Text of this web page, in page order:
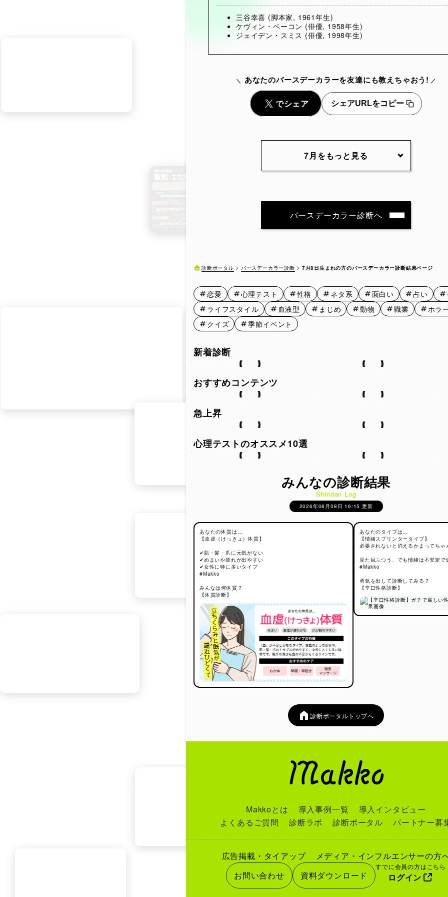
三谷幸喜 (脚本家, 1961年生)
ケヴィン・ベーコン (俳優, 1958年生)
ジェイデン・スミス (俳優, 1998年生)
あなたのバースデーカラーを友達にも教えちゃおう!
シェアURLをコピー
7月をもっと見る
7月8日 7月9日
7月26日 7月27日 7月28日 7月29日 7月30
7月31日
バースデーカラー診断へ
診断ポータル バースデーカラー診断 7月8日生まれの方のバースデーカラー診断結果ページ
恋愛 心理テスト 性格 ネタ系 面白い 占い
ライフスタイル
血液型 まじめ 動物 職業
ホラ
クイズ
季節イベント
新着診断
おすすめコンテンツ
急上昇
心理テストのオススメ10選
みんなの診断結果
Shindan Log
2026年08月08日 16:15 更新
あなたの体質は…
【血虚（けっきょ）体質】
✔肌・髪・爪に元気がない
✔めまいや疲れが出やすい
✔女性に特に多いタイプ
#Makko
みんなは何体質？
【体質診断】
あなたのタイプは…
【情緒スプリンタータイプ】
必要されないと消えるかまってちゃ
見た目ふつう、でも情緒は不安定で
#Makko
勇気を出して診断してみる？
【辛口性格診断】
診断ポータルトップへ
Makkoとは 導入事例一覧
導入インタビュー
よくあるご質問
診断ラボ 診断ポータル パートナー募
広告掲載・タイアップ
メディア・インフルエンサーの方
お問い合わせ
資料ダウンロード
すでに会員の方はこちら
ログイン